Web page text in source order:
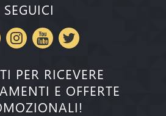
SEGUICI
PER RICEVERE
E OFFERTE